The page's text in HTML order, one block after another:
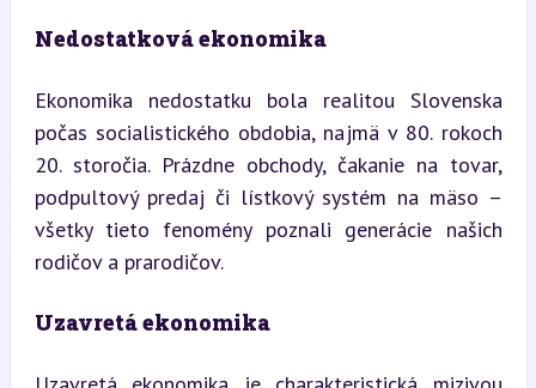
Nedostatková ekonomika
Ekonomika nedostatku bola realitou Slovenska
počas socialistického obdobia, najmä v 80. rokoch
20. storočia. Prázdne obchody, čakanie na tovar,
podpultový predaj či lístkový systém na mäso –
všetky tieto fenomény poznali generácie našich
rodičov a prarodičov.
Uzavretá ekonomika